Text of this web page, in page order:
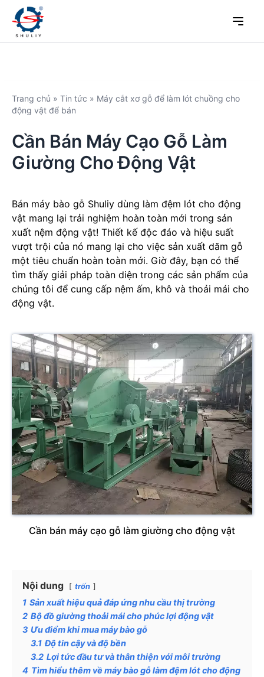
Trang chủ » Tin tức » Máy cắt xơ gỗ để làm lót chuồng cho
động vật để bán
Cần Bán Máy Cạo Gỗ Làm
Giường Cho Động Vật
Bán máy bào gỗ Shuliy dùng làm đệm lót cho động
vật mang lại trải nghiệm hoàn toàn mới trong sản
xuất nệm động vật! Thiết kế độc đáo và hiệu suất
vượt trội của nó mang lại cho việc sản xuất dăm gỗ
một tiêu chuẩn hoàn toàn mới. Giờ đây, bạn có thể
tìm thấy giải pháp toàn diện trong các sản phẩm của
chúng tôi để cung cấp nệm ấm, khô và thoải mái cho
động vật.
Cần bán máy cạo gỗ làm giường cho động vật
Nội dung trốn
1 Sản xuất hiệu quả đáp ứng nhu cầu thị trường
2 Bộ đồ giường thoải mái cho phúc lợi động vật
3 Ưu điểm khi mua máy bào gỗ
3.1 Độ tin cậy và độ bền
3.2 Lợi tức đầu tư và thân thiện với môi trường
4 Tìm hiểu thêm về máy bào gỗ làm đệm lót cho động